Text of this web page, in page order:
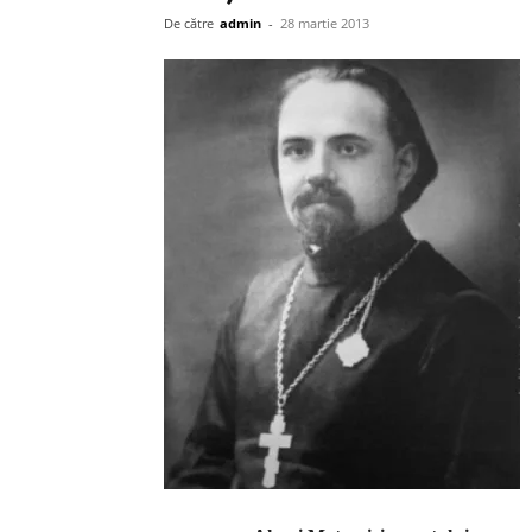
De către admin - 28 martie 2013